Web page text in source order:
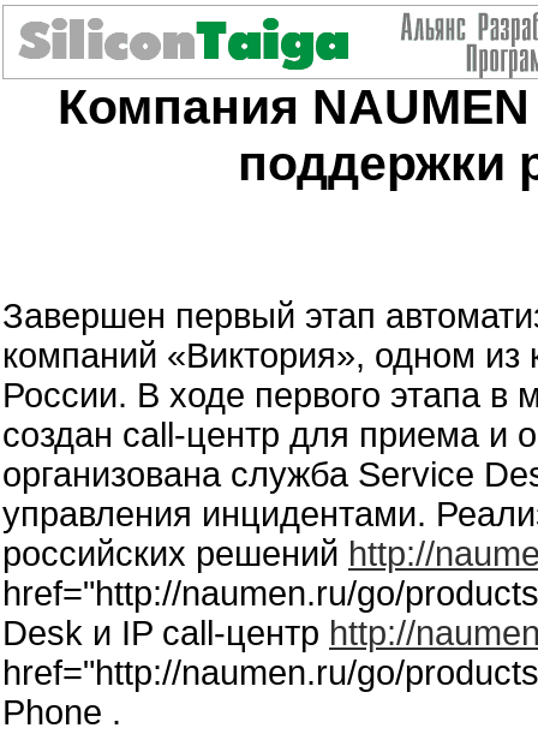
Компания
поддержки
Завершен первый этап
компаний «Виктория», одном
России. В ходе первого этапа в
создан call-центр для приема и
организована служба Service
управления инцидентами.
российских решений http://
href="http://naumen.ru/go/
Desk и IP call-центр http://
href="http://naumen.ru/go/
Phone .